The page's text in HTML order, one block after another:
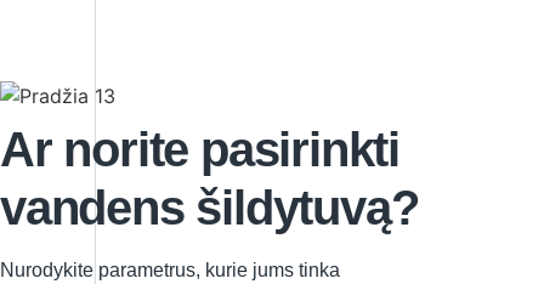
Ar norite pasirinkti
vandens šildytuvą?
Nurodykite parametrus, kurie jums tinka